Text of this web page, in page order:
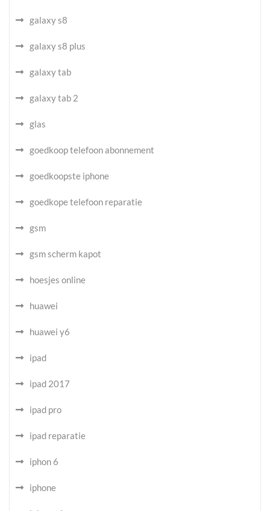
galaxy s8
galaxy s8 plus
galaxy tab
galaxy tab 2
glas
goedkoop telefoon abonnement
goedkoopste iphone
goedkope telefoon reparatie
gsm
gsm scherm kapot
hoesjes online
huawei
huawei y6
ipad
ipad 2017
ipad pro
ipad reparatie
iphon 6
iphone